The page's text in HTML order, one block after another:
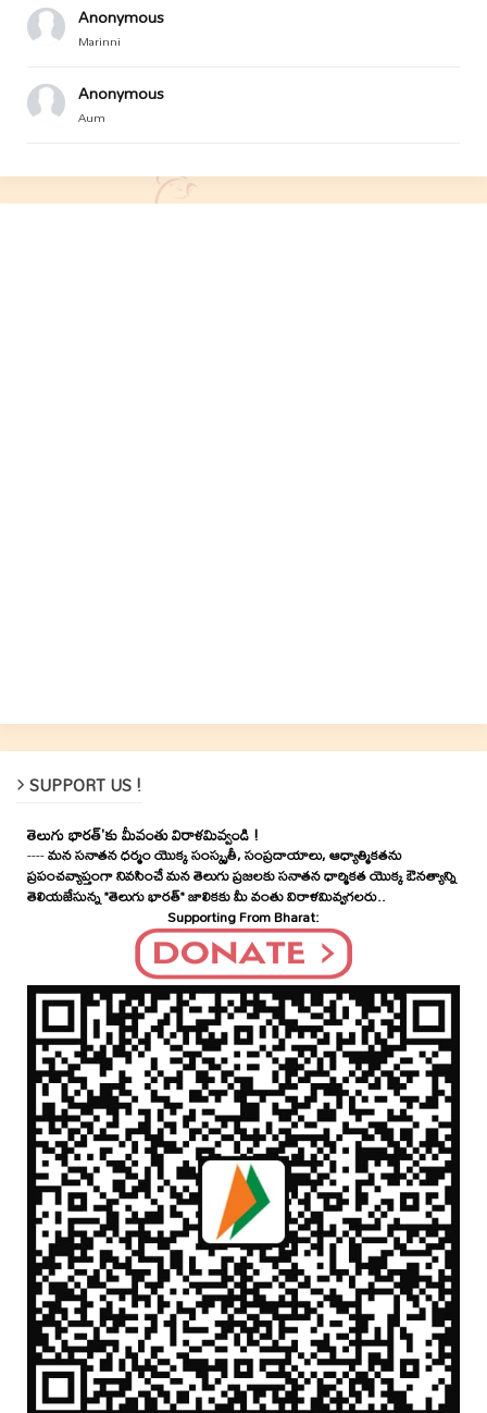
Anonymous
Marinni
Anonymous
Aum
SUPPORT US !
తెలుగు భారత్'కు మీవంతు విరాళమివ్వండి !
----మన సనాతన ధర్మం యొక్క సంస్కృతీ, సంప్రదాయాలు, ఆధ్యాత్మికతను
ప్రపంచవ్యాప్తంగా నివసించే మన తెలుగు ప్రజలకు సనాతన ధార్మికత యొక్క ఔనత్యాన్ని
తెలియజేసున్న "తెలుగు భారత్" జాలికకు మీ వంతు విరాళమివ్వగలరు..
Supporting From Bharat: